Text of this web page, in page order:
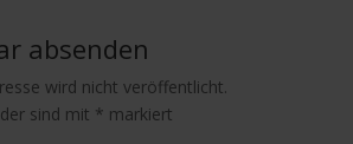
absenden
wird nicht veröffentlicht.
sind mit * markiert